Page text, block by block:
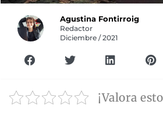
Agustina Fontirroig
Redactor
Diciembre / 2021
¡Valora